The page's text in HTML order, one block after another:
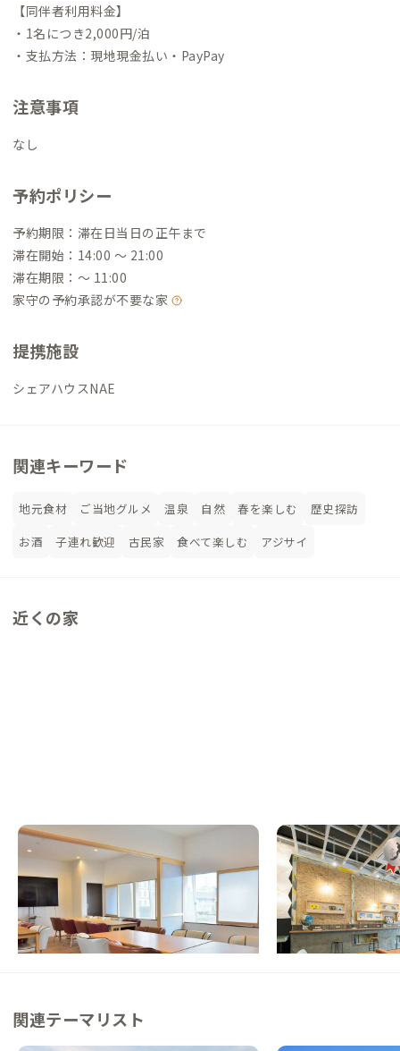
【同伴者利用料金】
・1名につき2,000円/泊
・支払方法：現地現金払い・PayPay
注意事項
なし
予約ポリシー
予約期限：滞在日当日の正午まで
滞在開始：14:00 〜 21:00
滞在期限：〜 11:00
家守の予約承認が不要な家
提携施設
シェアハウスNAE
関連キーワード
地元食材 ご当地グルメ 温泉 自然 春を楽しむ
歴史探訪
お酒
子連れ歓迎 古民家 食べて楽しむ アジサイ
近くの家
琴平B邸
香川県 ホテル/旅館
【金刀比羅宮徒歩圏・提携施設利用可】まち
の暮らしに溶け込む町家ステイ
この家からの距離 8km
琴平A邸
香川県 ゲストハウス
【金刀比羅宮近く】
びりリモートワーク
この家からの距離 8km
関連テーマリスト